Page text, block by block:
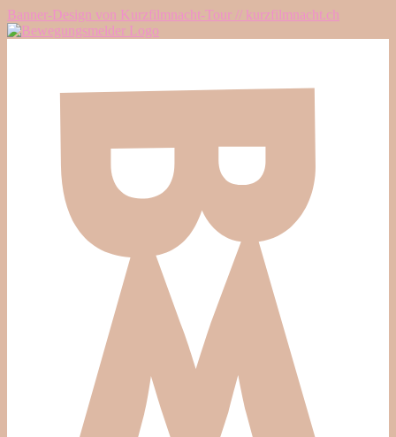
Banner-Design von Kurzfilmnacht-Tour // kurzfilmnacht.ch